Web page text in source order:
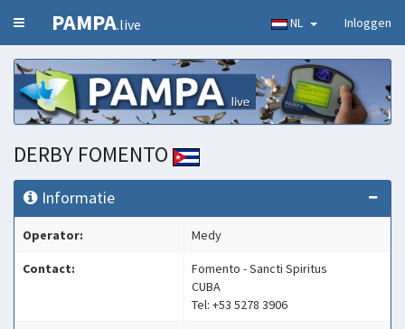
PAMPA.live NL Inloggen
DERBY FOMENTO
Informatie
Operator: Medy
Contact:
Fomento - Sancti Spiritus
CUBA
Tel: +53 5278 3906